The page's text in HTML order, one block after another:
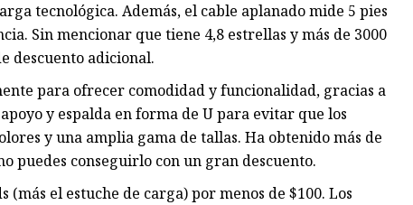
tecnológica. Además, el cable aplanado mide 5 pies
Sin mencionar que tiene 4,8 estrellas y más de 3000
descuento adicional.
para ofrecer comodidad y funcionalidad, gracias a
y espalda en forma de U para evitar que los
y una amplia gama de tallas. Ha obtenido más de
puedes conseguirlo con un gran descuento.
el estuche de carga) por menos de $100. Los